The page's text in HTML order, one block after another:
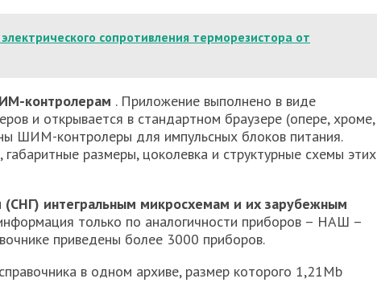
сопротивления терморезистора от
контролерам . Приложение выполнено в виде
и открывается в стандартном браузере (опере, хроме,
ШИМ-контролеры для импульсных блоков питания.
размеры, цоколевка и структурные схемы этих
(СНГ) интегральным микросхемам и их зарубежным
только по аналогичности приборов – НАШ –
приведены более 3000 приборов.
в одном архиве, размер которого 1,21Mb